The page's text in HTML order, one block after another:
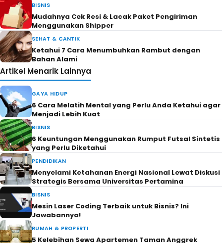
BISNIS
Mudahnya Cek Resi & Lacak Paket Pengiriman
Menggunakan Shipper
SEHAT & CANTIK
Ketahui 7 Cara Menumbuhkan Rambut dengan
Bahan Alami
Artikel Menarik Lainnya
GAYA HIDUP
6 Cara Melatih Mental yang Perlu Anda Ketahui agar
Menjadi Lebih Kuat
BISNIS
6 Keuntungan Menggunakan Rumput Futsal Sintetis
yang Perlu Diketahui
PENDIDIKAN
Menyelami Ketahanan Energi Nasional Lewat Diskusi
Strategis Bersama Universitas Pertamina
BISNIS
Mesin Laser Coding Terbaik untuk Bisnis? Ini
Jawabannya!
RUMAH & PROPERTI
5 Kelebihan Sewa Apartemen Taman Anggrek